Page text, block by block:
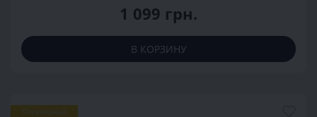
1 099 грн.
В КОРЗИНУ
Популярный